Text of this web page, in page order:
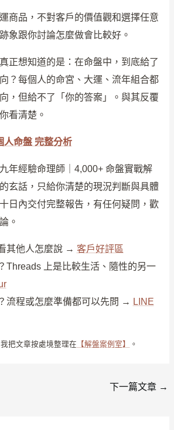
商品，不對客戶的價值觀和選擇任意
象跟你討論怎麼做會比較好。
正想知道的是：在命盤中，到底給了
？每個人的命宮、大運、流年組合都
，但給不了「你的答案」。與其反覆
看清楚。
人命盤 完整分析
年經驗命理師｜4,000+ 命盤實戰解
玄話，只給你清楚的現況判斷與具體
日內交付完整報告，有任何疑問，歡
。
其他人怎麼說 → 客戶好評區
Threads 上是比較生活、隨性的另一
流程或怎麼準備都可以先問 → LINE
把文章按處境整理在 【解盤案例室】 。
下一篇文章 →